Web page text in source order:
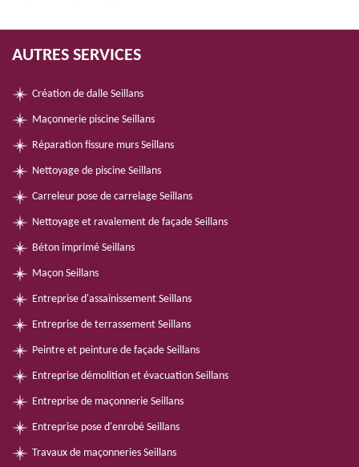
AUTRES SERVICES
Création de dalle Seillans
Maçonnerie piscine Seillans
Réparation fissure murs Seillans
Nettoyage de piscine Seillans
Carreleur pose de carrelage Seillans
Nettoyage et ravalement de façade Seillans
Béton imprimé Seillans
Maçon Seillans
Entreprise d'assainissement Seillans
Entreprise de terrassement Seillans
Peintre et peinture de façade Seillans
Entreprise démolition et évacuation Seillans
Entreprise de maçonnerie Seillans
Entreprise pose d'enrobé Seillans
Travaux de maçonneries Seillans